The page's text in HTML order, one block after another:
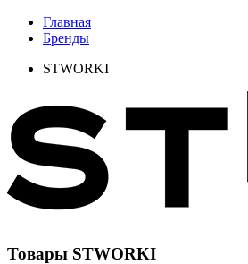
Главная
Бренды
STWORKI
Товары STWORKI